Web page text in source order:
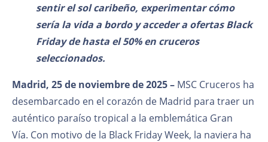
sentir el sol caribeño, experimentar cómo
sería la vida a bordo y acceder a ofertas Black
Friday de hasta el 50% en cruceros
seleccionados.
Madrid, 25 de noviembre de 2025 – MSC Cruceros ha
desembarcado en el corazón de Madrid para traer un
auténtico paraíso tropical a la emblemática Gran
Vía. Con motivo de la Black Friday Week, la naviera ha